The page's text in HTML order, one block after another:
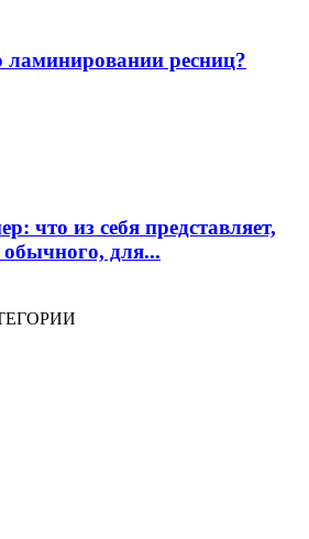
ламинировании ресниц?
что из себя представляет,
обычного, для...